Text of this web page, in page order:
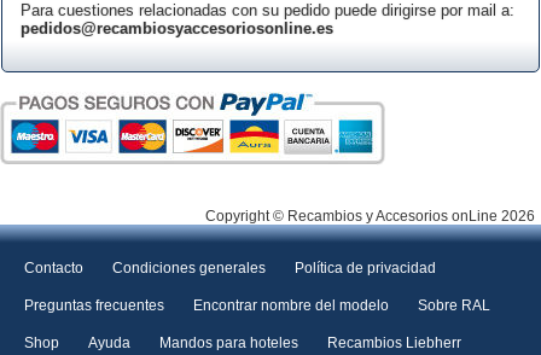
Para cuestiones relacionadas con su pedido puede dirigirse por mail a:
pedidos@recambiosyaccesoriosonline.es
Copyright © Recambios y Accesorios onLine 2026
Contacto Condiciones generales Política de privacidad
Preguntas frecuentes Encontrar nombre del modelo Sobre RAL
Shop Ayuda Mandos para hoteles Recambios Liebherr